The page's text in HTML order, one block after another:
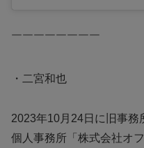
￣￣￣￣￣￣￣￣
・二宮和也
2023年10月24日に旧事務
個人事務所「株式会社オ